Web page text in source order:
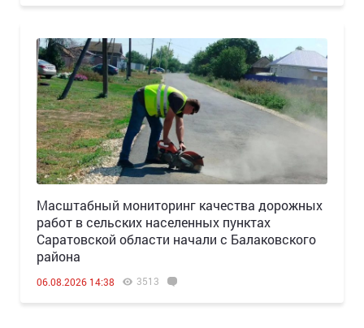
Масштабный мониторинг качества дорожных
работ в сельских населенных пунктах
Саратовской области начали с Балаковского
района
06.08.2026 14:38 3513